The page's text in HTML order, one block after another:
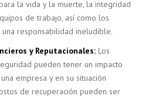
la vida y la muerte, la integridad
de trabajo, así como los
responsabilidad ineludible.
y Reputacionales: Los
pueden tener un impacto
empresa y en su situación
de recuperación pueden ser